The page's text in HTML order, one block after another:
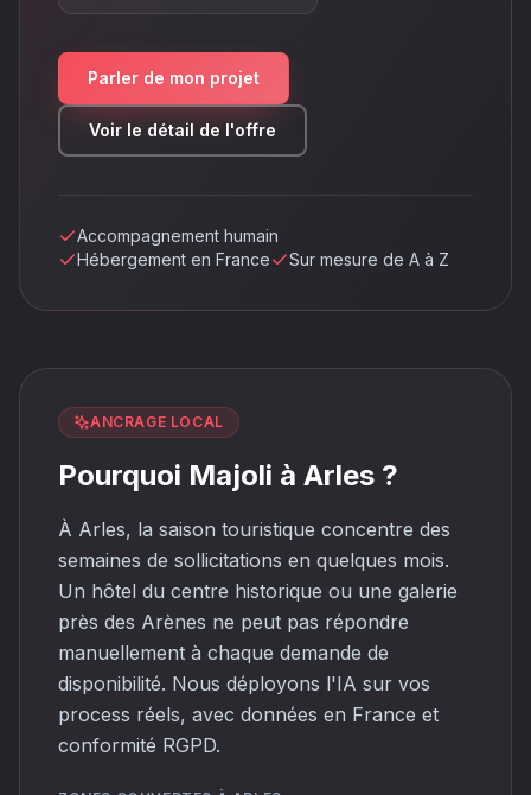
Parler de mon projet
Voir le détail de l'offre
Accompagnement humain
Hébergement en France
Sur mesure de A à Z
ANCRAGE LOCAL
Pourquoi Majoli à Arles ?
À Arles, la saison touristique concentre des
semaines de sollicitations en quelques mois.
Un hôtel du centre historique ou une galerie
près des Arènes ne peut pas répondre
manuellement à chaque demande de
disponibilité. Nous déployons l'IA sur vos
process réels, avec données en France et
conformité RGPD.